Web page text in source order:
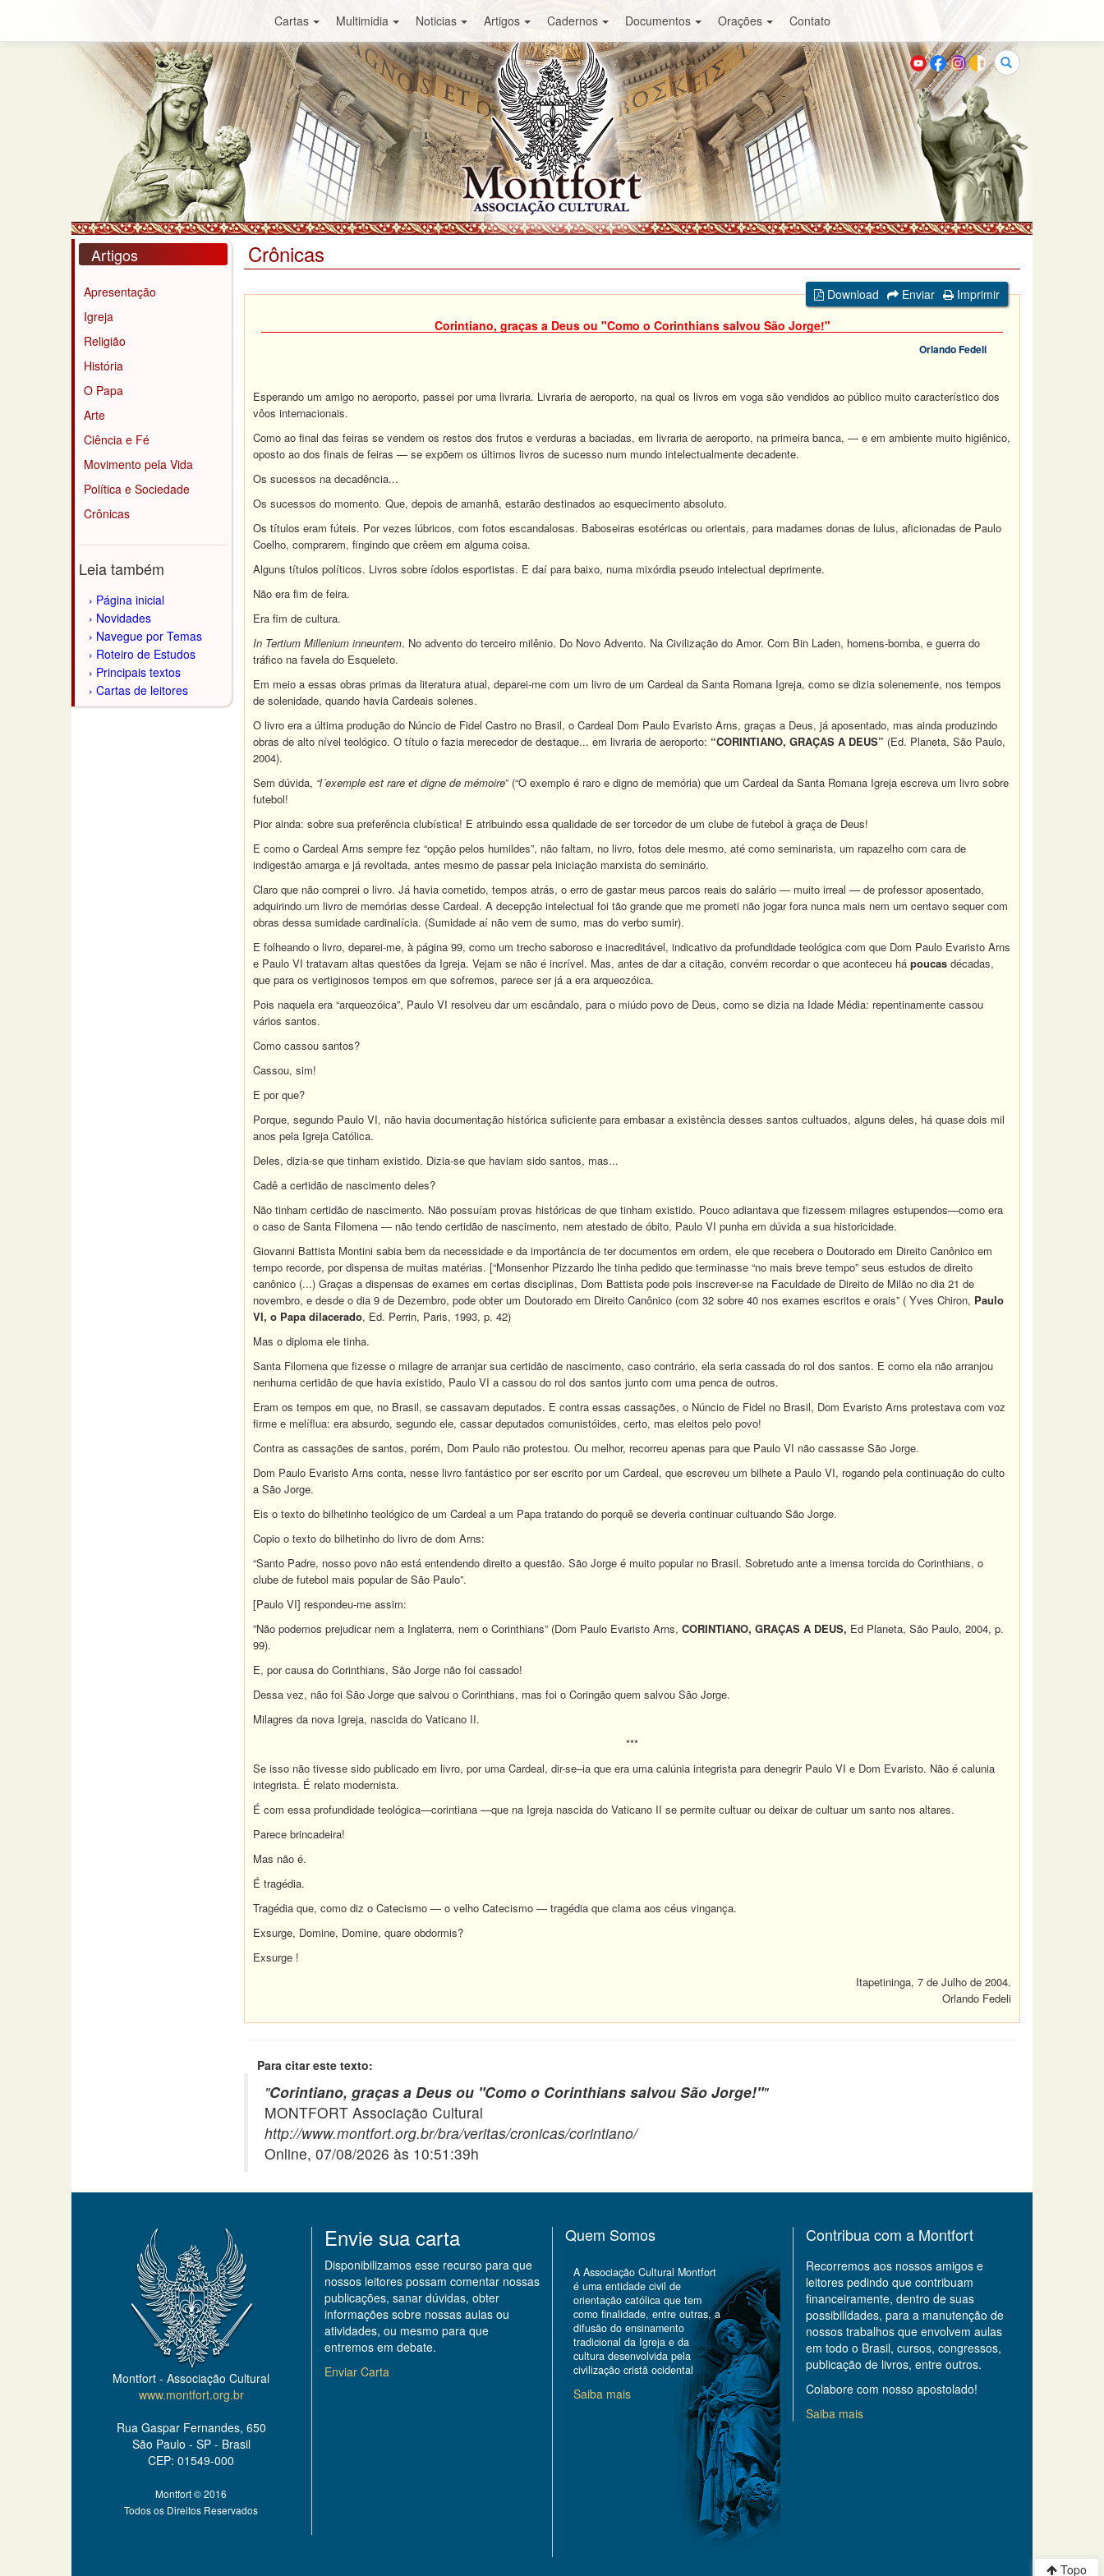
Cartas Multimidia Noticias Artigos Cadernos Documentos Orações Contato
Buscar
Artigos
Apresentação
Igreja
Religião
História
O Papa
Arte
Ciência e Fé
Movimento pela Vida
Política e Sociedade
Crônicas
Leia também
Página inicial
Novidades
Navegue por Temas
Roteiro de Estudos
Principais textos
Cartas de leitores
Crônicas
Download Enviar
Imprimir
Corintiano, graças a Deus ou "Como o Corinthians salvou São Jorge!"
Orlando Fedeli
Esperando um amigo no aeroporto, passei por uma livraria. Livraria de aeroporto, na qual os livros em voga são vendidos ao público muito característico dos
vôos internacionais.
Como ao final das feiras se vendem os restos dos frutos e verduras a baciadas, em livraria de aeroporto, na primeira banca, — e em ambiente muito higiênico,
oposto ao dos finais de feiras — se expõem os últimos livros de sucesso num mundo intelectualmente decadente.
Os sucessos na decadência...
Os sucessos do momento. Que, depois de amanhã, estarão destinados ao esquecimento absoluto.
Os títulos eram fúteis. Por vezes lúbricos, com fotos escandalosas. Baboseiras esotéricas ou orientais, para madames donas de lulus, aficionadas de Paulo
Coelho, comprarem, fingindo que crêem em alguma coisa.
Alguns títulos políticos. Livros sobre ídolos esportistas. E daí para baixo, numa mixórdia pseudo intelectual deprimente.
Não era fim de feira.
Era fim de cultura.
In Tertium Millenium inneuntem. No advento do terceiro milênio. Do Novo Advento. Na Civilização do Amor. Com Bin Laden, homens-bomba, e guerra do
tráfico na favela do Esqueleto.
Em meio a essas obras primas da literatura atual, deparei-me com um livro de um Cardeal da Santa Romana Igreja, como se dizia solenemente, nos tempos
de solenidade, quando havia Cardeais solenes.
O livro era a última produção do Núncio de Fidel Castro no Brasil, o Cardeal Dom Paulo Evaristo Arns, graças a Deus, já aposentado, mas ainda produzindo
obras de alto nível teológico. O título o fazia merecedor de destaque... em livraria de aeroporto: “CORINTIANO, GRAÇAS A DEUS” (Ed. Planeta, São Paulo,
2004).
Sem dúvida, “l´exemple est rare et digne de mémoire” (“O exemplo é raro e digno de memória) que um Cardeal da Santa Romana Igreja escreva um livro sobre
futebol!
Pior ainda: sobre sua preferência clubística! E atribuindo essa qualidade de ser torcedor de um clube de futebol à graça de Deus!
E como o Cardeal Arns sempre fez “opção pelos humildes”, não faltam, no livro, fotos dele mesmo, até como seminarista, um rapazelho com cara de
indigestão amarga e já revoltada, antes mesmo de passar pela iniciação marxista do seminário.
Claro que não comprei o livro. Já havia cometido, tempos atrás, o erro de gastar meus parcos reais do salário — muito irreal — de professor aposentado,
adquirindo um livro de memórias desse Cardeal. A decepção intelectual foi tão grande que me prometi não jogar fora nunca mais nem um centavo sequer com
obras dessa sumidade cardinalícia. (Sumidade aí não vem de sumo, mas do verbo sumir).
E folheando o livro, deparei-me, à página 99, como um trecho saboroso e inacreditável, indicativo da profundidade teológica com que Dom Paulo Evaristo Arns
e Paulo VI tratavam altas questões da Igreja. Vejam se não é incrível. Mas, antes de dar a citação, convém recordar o que aconteceu há poucas décadas,
que para os vertiginosos tempos em que sofremos, parece ser já a era arqueozóica.
Pois naquela era “arqueozóica”, Paulo VI resolveu dar um escândalo, para o miúdo povo de Deus, como se dizia na Idade Média: repentinamente cassou
vários santos.
Como cassou santos?
Cassou, sim!
E por que?
Porque, segundo Paulo VI, não havia documentação histórica suficiente para embasar a existência desses santos cultuados, alguns deles, há quase dois mil
anos pela Igreja Católica.
Deles, dizia-se que tinham existido. Dizia-se que haviam sido santos, mas...
Cadê a certidão de nascimento deles?
Não tinham certidão de nascimento. Não possuíam provas históricas de que tinham existido. Pouco adiantava que fizessem milagres estupendos—como era
o caso de Santa Filomena — não tendo certidão de nascimento, nem atestado de óbito, Paulo VI punha em dúvida a sua historicidade.
Giovanni Battista Montini sabia bem da necessidade e da importância de ter documentos em ordem, ele que recebera o Doutorado em Direito Canônico em
tempo recorde, por dispensa de muitas matérias. [“Monsenhor Pizzardo lhe tinha pedido que terminasse “no mais breve tempo” seus estudos de direito
canônico (...) Graças a dispensas de exames em certas disciplinas, Dom Battista pode pois inscrever-se na Faculdade de Direito de Milão no dia 21 de
novembro, e desde o dia 9 de Dezembro, pode obter um Doutorado em Direito Canônico (com 32 sobre 40 nos exames escritos e orais” ( Yves Chiron, Paulo
VI, o Papa dilacerado, Ed. Perrin, Paris, 1993, p. 42)
Mas o diploma ele tinha.
Santa Filomena que fizesse o milagre de arranjar sua certidão de nascimento, caso contrário, ela seria cassada do rol dos santos. E como ela não arranjou
nenhuma certidão de que havia existido, Paulo VI a cassou do rol dos santos junto com uma penca de outros.
Eram os tempos em que, no Brasil, se cassavam deputados. E contra essas cassações, o Núncio de Fidel no Brasil, Dom Evaristo Arns protestava com voz
firme e melíflua: era absurdo, segundo ele, cassar deputados comunistóides, certo, mas eleitos pelo povo!
Contra as cassações de santos, porém, Dom Paulo não protestou. Ou melhor, recorreu apenas para que Paulo VI não cassasse São Jorge.
Dom Paulo Evaristo Arns conta, nesse livro fantástico por ser escrito por um Cardeal, que escreveu um bilhete a Paulo VI, rogando pela continuação do culto
a São Jorge.
Eis o texto do bilhetinho teológico de um Cardeal a um Papa tratando do porquê se deveria continuar cultuando São Jorge.
Copio o texto do bilhetinho do livro de dom Arns:
“Santo Padre, nosso povo não está entendendo direito a questão. São Jorge é muito popular no Brasil. Sobretudo ante a imensa torcida do Corinthians, o
clube de futebol mais popular de São Paulo”.
[Paulo VI] respondeu-me assim:
”Não podemos prejudicar nem a Inglaterra, nem o Corinthians” (Dom Paulo Evaristo Arns, CORINTIANO, GRAÇAS A DEUS, Ed Planeta, São Paulo, 2004, p.
99).
E, por causa do Corinthians, São Jorge não foi cassado!
Dessa vez, não foi São Jorge que salvou o Corinthians, mas foi o Coringão quem salvou São Jorge.
Milagres da nova Igreja, nascida do Vaticano II.
***
Se isso não tivesse sido publicado em livro, por uma Cardeal, dir-se–ia que era uma calúnia integrista para denegrir Paulo VI e Dom Evaristo. Não é calunia
integrista. É relato modernista.
É com essa profundidade teológica—corintiana —que na Igreja nascida do Vaticano II se permite cultuar ou deixar de cultuar um santo nos altares.
Parece brincadeira!
Mas não é.
É tragédia.
Tragédia que, como diz o Catecismo — o velho Catecismo — tragédia que clama aos céus vingança.
Exsurge, Domine, Domine, quare obdormis?
Exsurge !
Itapetininga, 7 de Julho de 2004.
Orlando Fedeli
Para citar este texto:
"Corintiano, graças a Deus ou "Como o Corinthians salvou São Jorge!""
MONTFORT Associação Cultural
http://www.montfort.org.br/bra/veritas/cronicas/corintiano/
Online, 07/08/2026 às 10:51:39h
Topo
Montfort - Associação Cultural
www.montfort.org.br
Rua Gaspar Fernandes, 650
São Paulo - SP - Brasil
CEP: 01549-000
Montfort © 2016
Todos os Direitos Reservados
Envie sua carta
Disponibilizamos esse recurso para que
nossos leitores possam comentar nossas
publicações, sanar dúvidas, obter
informações sobre nossas aulas ou
atividades, ou mesmo para que
entremos em debate.
Enviar Carta
Quem Somos
A Associação Cultural Montfort
é uma entidade civil de
orientação católica que tem
como finalidade, entre outras, a
difusão do ensinamento
tradicional da Igreja e da
cultura desenvolvida pela
civilização cristã ocidental
Saiba mais
Contribua com a Montfort
Recorremos aos nossos amigos e
leitores pedindo que contribuam
financeiramente, dentro de suas
possibilidades, para a manutenção de
nossos trabalhos que envolvem aulas
em todo o Brasil, cursos, congressos,
publicação de livros, entre outros.
Colabore com nosso apostolado!
Saiba mais